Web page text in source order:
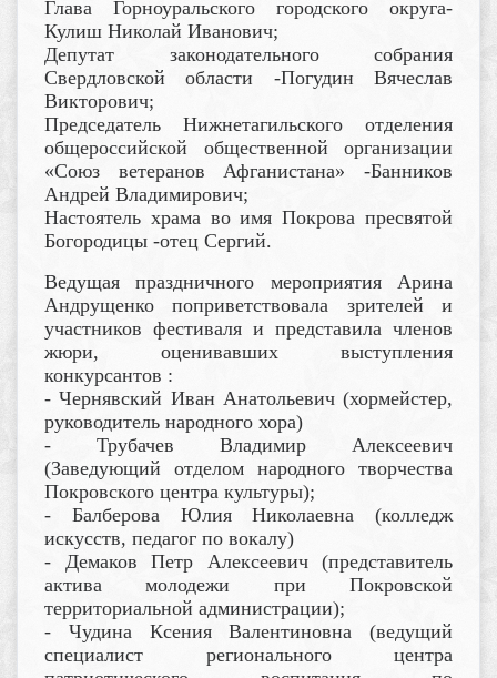
Глава Горноуральского городского округа-
Кулиш Николай Иванович;
Депутат законодательного собрания
Свердловской области -Погудин Вячеслав
Викторович;
Председатель Нижнетагильского отделения
общероссийской общественной организации
«Союз ветеранов Афганистана» -Банников
Андрей Владимирович;
Настоятель храма во имя Покрова пресвятой
Богородицы -отец Сергий.
Ведущая праздничного мероприятия Арина
Андрущенко поприветствовала зрителей и
участников фестиваля и представила членов
жюри, оценивавших выступления
конкурсантов :
- Чернявский Иван Анатольевич (хормейстер,
руководитель народного хора)
- Трубачев Владимир Алексеевич
(Заведующий отделом народного творчества
Покровского центра культуры);
- Балберова Юлия Николаевна (колледж
искусств, педагог по вокалу)
- Демаков Петр Алексеевич (представитель
актива молодежи при Покровской
территориальной администрации);
- Чудина Ксения Валентиновна (ведущий
специалист регионального центра